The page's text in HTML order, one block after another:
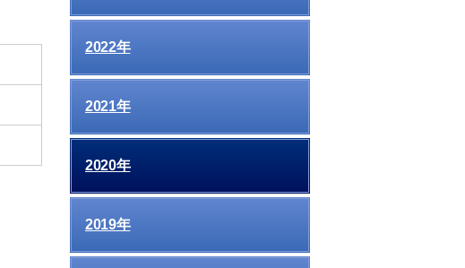
2022年
2021年
2020年
2019年